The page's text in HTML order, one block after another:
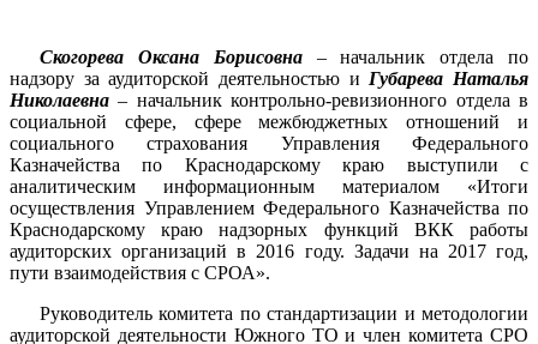
Скогорева Оксана Борисовна– начальник отдела по
надзору за аудиторской деятельностью и Губарева Наталья
Николаевна – начальник контрольно-ревизионного отдела в
социальной сфере, сфере межбюджетных отношений и
социального страхования Управления Федерального
Казначейства по Краснодарскому краю выступили с
аналитическим информационным материалом «Итоги
осуществления Управлением Федерального Казначейства по
Краснодарскому краю надзорных функций ВКК работы
аудиторских организаций в 2016 году. Задачи на 2017 год,
пути взаимодействия с СРОА».
Руководитель комитета по стандартизации и методологии
аудиторской деятельности Южного ТО и член комитета СРО